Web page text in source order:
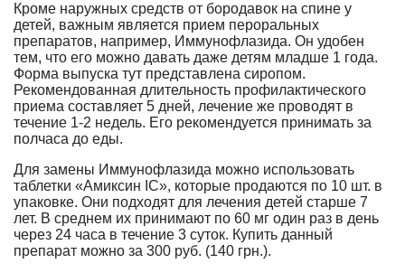
Кроме наружных средств от бородавок на спине у
детей, важным является прием пероральных
препаратов, например, Иммунофлазида. Он удобен
тем, что его можно давать даже детям младше 1 года.
Форма выпуска тут представлена сиропом.
Рекомендованная длительность профилактического
приема составляет 5 дней, лечение же проводят в
течение 1-2 недель. Его рекомендуется принимать за
полчаса до еды.
Для замены Иммунофлазида можно использовать
таблетки «Амиксин IC», которые продаются по 10 шт. в
упаковке. Они подходят для лечения детей старше 7
лет. В среднем их принимают по 60 мг один раз в день
через 24 часа в течение 3 суток. Купить данный
препарат можно за 300 руб. (140 грн.).